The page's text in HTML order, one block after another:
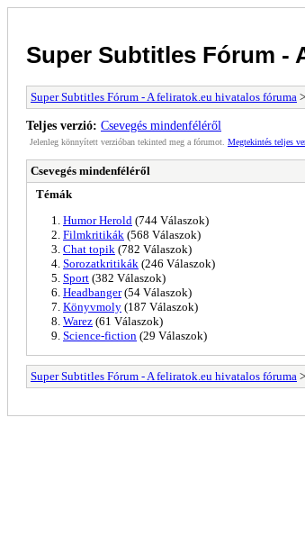
Super Subtitles Fórum -
Super Subtitles Fórum - A feliratok.eu hivatalos fóruma >
Teljes verzió: Csevegés mindenféléről
Jelenleg könnyített verzióban tekinted meg a fórumot. Megtekintés teljes
Csevegés mindenféléről
Témák
Humor Herold (744 Válaszok)
Filmkritikák (568 Válaszok)
Chat topik (782 Válaszok)
Sorozatkritikák (246 Válaszok)
Sport (382 Válaszok)
Headbanger(54 Válaszok)
Könyvmoly (187 Válaszok)
Warez (61 Válaszok)
Science-fiction (29 Válaszok)
Super Subtitles Fórum - A feliratok.eu hivatalos fóruma >